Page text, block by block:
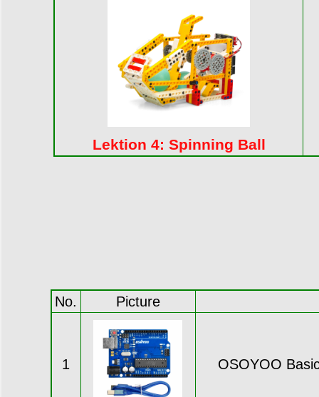
Lektion 4: Spinning Ball
No. Picture
1 OSOYOO